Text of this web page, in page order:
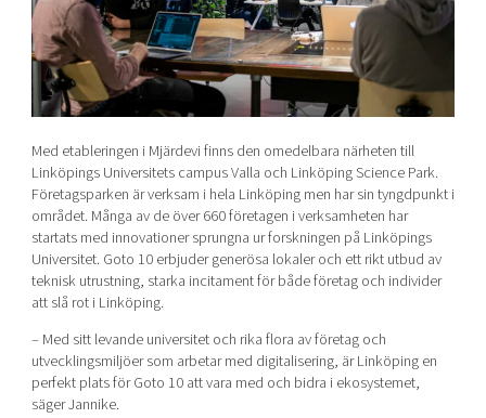
Med etableringen i Mjärdevi finns den omedelbara närheten till
Linköpings Universitets campus Valla och Linköping Science Park.
Företagsparken är verksam i hela Linköping men har sin tyngdpunkt i
området. Många av de över 660 företagen i verksamheten har
startats med innovationer sprungna ur forskningen på Linköpings
Universitet. Goto 10 erbjuder generösa lokaler och ett rikt utbud av
teknisk utrustning, starka incitament för både företag och individer
att slå rot i Linköping.
– Med sitt levande universitet och rika flora av företag och
utvecklingsmiljöer som arbetar med digitalisering, är Linköping en
perfekt plats för Goto 10 att vara med och bidra i ekosystemet,
säger Jannike.